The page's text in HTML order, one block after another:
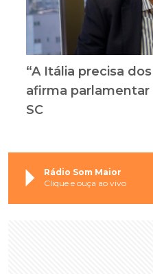
“A Itália precisa
afirma parlamentar
SC
Rádio Som Maior
Clique e ouça ao vivo